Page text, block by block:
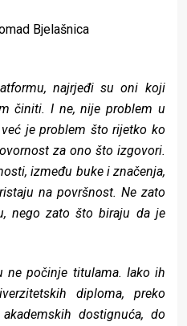
Bjelašnica
najrjeđi su oni koji
činiti. I ne, nije problem u
je problem što rijetko ko
za ono što izgovori.
između buke i značenja,
na površnost. Ne zato
nego zato što biraju da je
ne počinje titulama. Iako ih
diploma, preko
dostignuća, do